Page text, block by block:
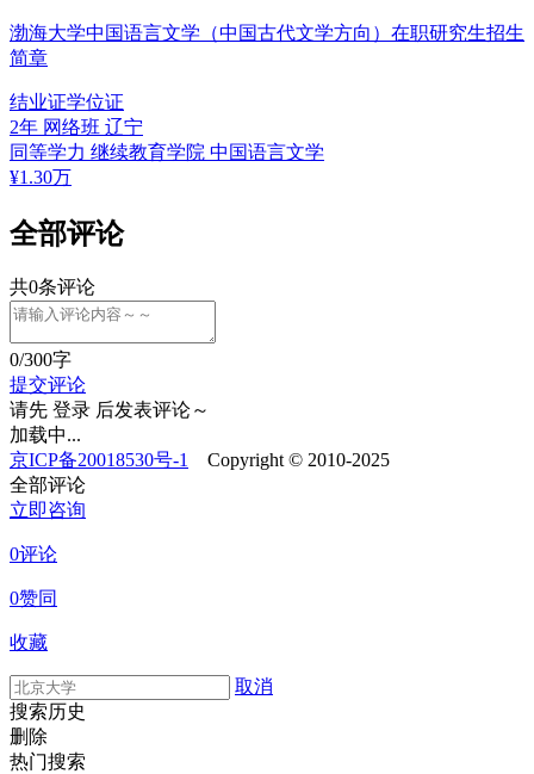
渤海大学中国语言文学（中国古代文学方向）在职研究生招生
简章
结业证学位证
2年 网络班 辽宁
同等学力 继续教育学院 中国语言文学
¥1.30万
全部评论
共0条评论
0/300字
提交评论
请先 登录 后发表评论～
加载中...
京ICP备20018530号-1 Copyright © 2010-2025
全部评论
立即咨询
0评论
0赞同
收藏
取消
搜索历史
删除
热门搜索